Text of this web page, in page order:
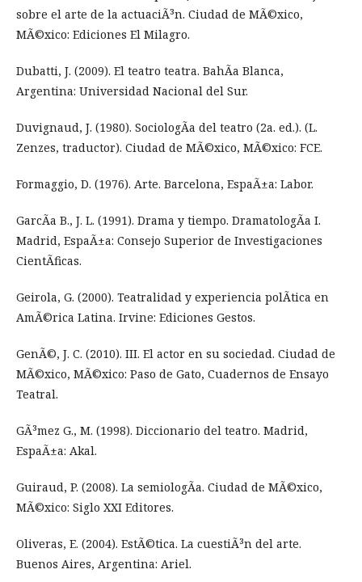
sobre el arte de la actuaciÃ³n. Ciudad de MÃ©xico,
MÃ©xico: Ediciones El Milagro.
Dubatti, J. (2009). El teatro teatra. BahÃ­a Blanca,
Argentina: Universidad Nacional del Sur.
Duvignaud, J. (1980). SociologÃ­a del teatro (2a. ed.). (L.
Zenzes, traductor). Ciudad de MÃ©xico, MÃ©xico: FCE.
Formaggio, D. (1976). Arte. Barcelona, EspaÃ±a: Labor.
GarcÃ­a B., J. L. (1991). Drama y tiempo. DramatologÃ­a I.
Madrid, EspaÃ±a: Consejo Superior de Investigaciones
CientÃ­ficas.
Geirola, G. (2000). Teatralidad y experiencia polÃ­tica en
AmÃ©rica Latina. Irvine: Ediciones Gestos.
GenÃ©, J. C. (2010). III. El actor en su sociedad. Ciudad de
MÃ©xico, MÃ©xico: Paso de Gato, Cuadernos de Ensayo
Teatral.
GÃ³mez G., M. (1998). Diccionario del teatro. Madrid,
EspaÃ±a: Akal.
Guiraud, P. (2008). La semiologÃ­a. Ciudad de MÃ©xico,
MÃ©xico: Siglo XXI Editores.
Oliveras, E. (2004). EstÃ©tica. La cuestiÃ³n del arte.
Buenos Aires, Argentina: Ariel.